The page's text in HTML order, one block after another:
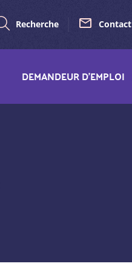
Recherche Contact
DEMANDEUR D'EMPLOI